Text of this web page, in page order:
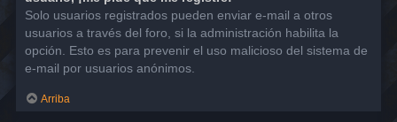
Solo usuarios registrados pueden enviar e-mail a otros
usuarios a través del foro, si la administración habilita la
opción. Esto es para prevenir el uso malicioso del sistema de
e-mail por usuarios anónimos.
Arriba